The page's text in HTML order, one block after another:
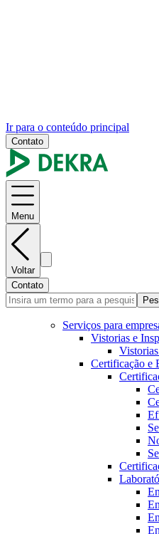
Ir para o conteúdo principal
Contato
Menu
Voltar
Contato
Serviços para
Vistorias e
Certificação e